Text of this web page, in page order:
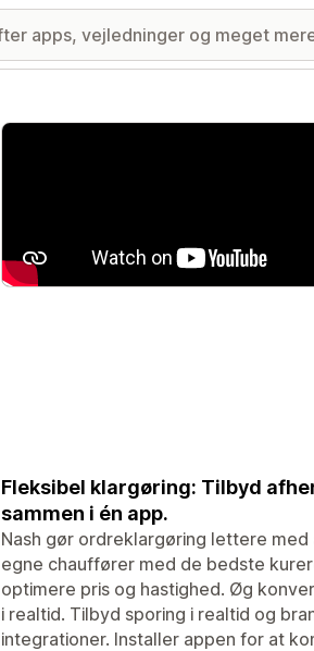
Galleri med udvalgte billeder
Fleksibel klargøring: Tilbyd
sammen i én app.
Nash gør ordreklargøring lettere
egne chauffører med de bedste
optimere pris og hastighed. Øg
i realtid. Tilbyd sporing i realtid og
integrationer. Installer appen for at